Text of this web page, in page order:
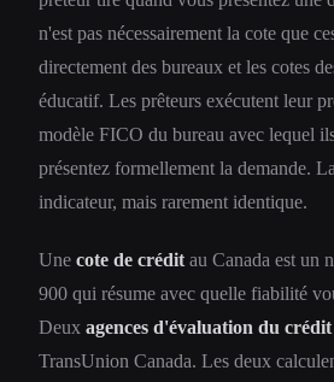
n'est pas nécessairement la cote que
directement des bureaux et les cotes
éducatif. Les prêteurs exécutent leur
modèle FICO du bureau avec lequel
présentez formellement la demande.
indicateur, mais rarement identique.
Une cote de crédit au Canada est un
900 qui résume avec quelle fiabilité
Deux agences d'évaluation du crédit
TransUnion Canada. Les deux